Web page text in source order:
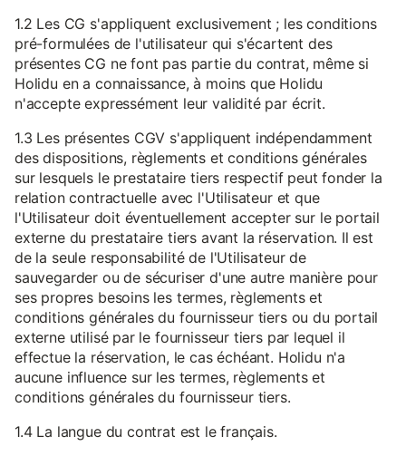
1.2 Les CG s'appliquent exclusivement ; les conditions
pré-formulées de l'utilisateur qui s'écartent des
présentes CG ne font pas partie du contrat, même si
Holidu en a connaissance, à moins que Holidu
n'accepte expressément leur validité par écrit.
1.3 Les présentes CGV s'appliquent indépendamment
des dispositions, règlements et conditions générales
sur lesquels le prestataire tiers respectif peut fonder la
relation contractuelle avec l'Utilisateur et que
l'Utilisateur doit éventuellement accepter sur le portail
externe du prestataire tiers avant la réservation. Il est
de la seule responsabilité de l'Utilisateur de
sauvegarder ou de sécuriser d'une autre manière pour
ses propres besoins les termes, règlements et
conditions générales du fournisseur tiers ou du portail
externe utilisé par le fournisseur tiers par lequel il
effectue la réservation, le cas échéant. Holidu n'a
aucune influence sur les termes, règlements et
conditions générales du fournisseur tiers.
1.4 La langue du contrat est le français.